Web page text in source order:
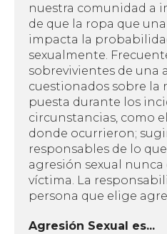
nuestra comunidad a
de que la ropa que
impacta la
sexualmente.
sobrevivientes de una
cuestionados sobre la
puesta durante los
circunstancias, como
donde ocurrieron;
responsables de lo
agresión sexual nunca
víctima. La
persona que elige
Agresión Sexual es...